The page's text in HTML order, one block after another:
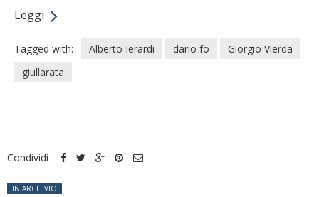
Leggi
Tagged with: Alberto Ierardi dario fo
Giorgio Vierda
giullarata
Condividi
Posted in:
IN ARCHIVIO